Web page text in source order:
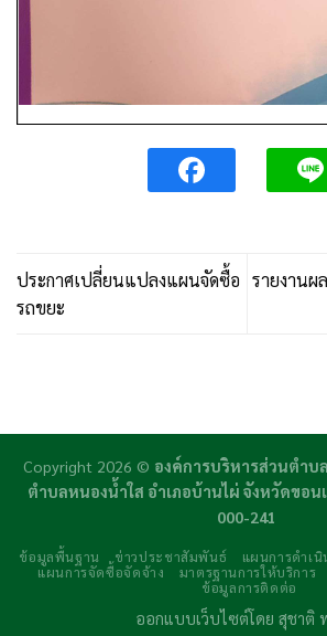
ประกาศเปลี่ยนแปลงแผนจัดซื้อ
รถขยะ
รายงานผ
Copyright 2026 © องค์การบริหารส่วนตำบ
ตำบลหนองน้ำใส อำเภอบ้านไผ่ จังหวัดขอน
000-241
ข้อมูลพื้นฐาน ข่าวประชาสัมพันธ์ แผนการดำเนิ
แผนการจัดซื้อจัดจ้าง
มาตรฐานการให้บริการ
ข้อมูลการติดต่อ
ออกแบบเว็บไซต์โดย สุชาติ